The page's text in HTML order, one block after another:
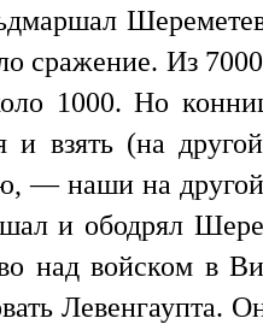
сражение. Из
1000. Но
и взять (на
— наши на другой
и ободрял
над войском в
Левенгаупта.